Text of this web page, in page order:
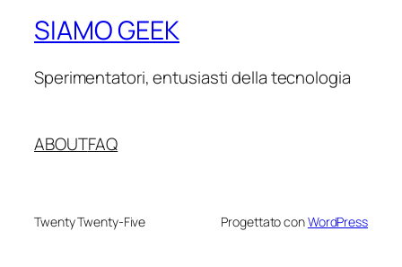
SIAMO GEEK
Sperimentatori, entusiasti della tecnologia
ABOUTFAQ
Twenty Twenty-Five Progettato conWordPress